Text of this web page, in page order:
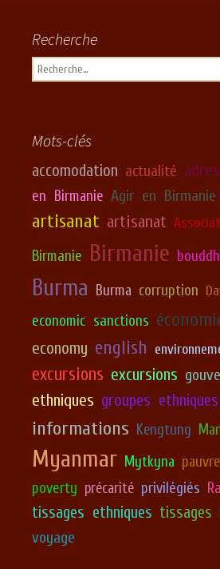
Recherche
Rechercher :
Mots-clés
accomodation actualité
en Birmanie Agir en Birmanie
artisanat artisanat
Birmanie Birmanie
Burma Burma corruption
economic sanctions
economy english
excursions excursions
ethniques groupes ethniques
informations Kengtung
Myanmar Mytkyna
poverty précarité privilégiés
tissages ethniques tissages
voyage